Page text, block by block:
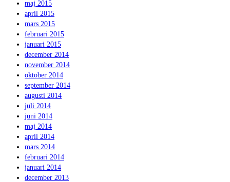
maj 2015
april 2015
mars 2015
februari 2015
januari 2015
december 2014
november 2014
oktober 2014
september 2014
augusti 2014
juli 2014
juni 2014
maj 2014
april 2014
mars 2014
februari 2014
januari 2014
december 2013